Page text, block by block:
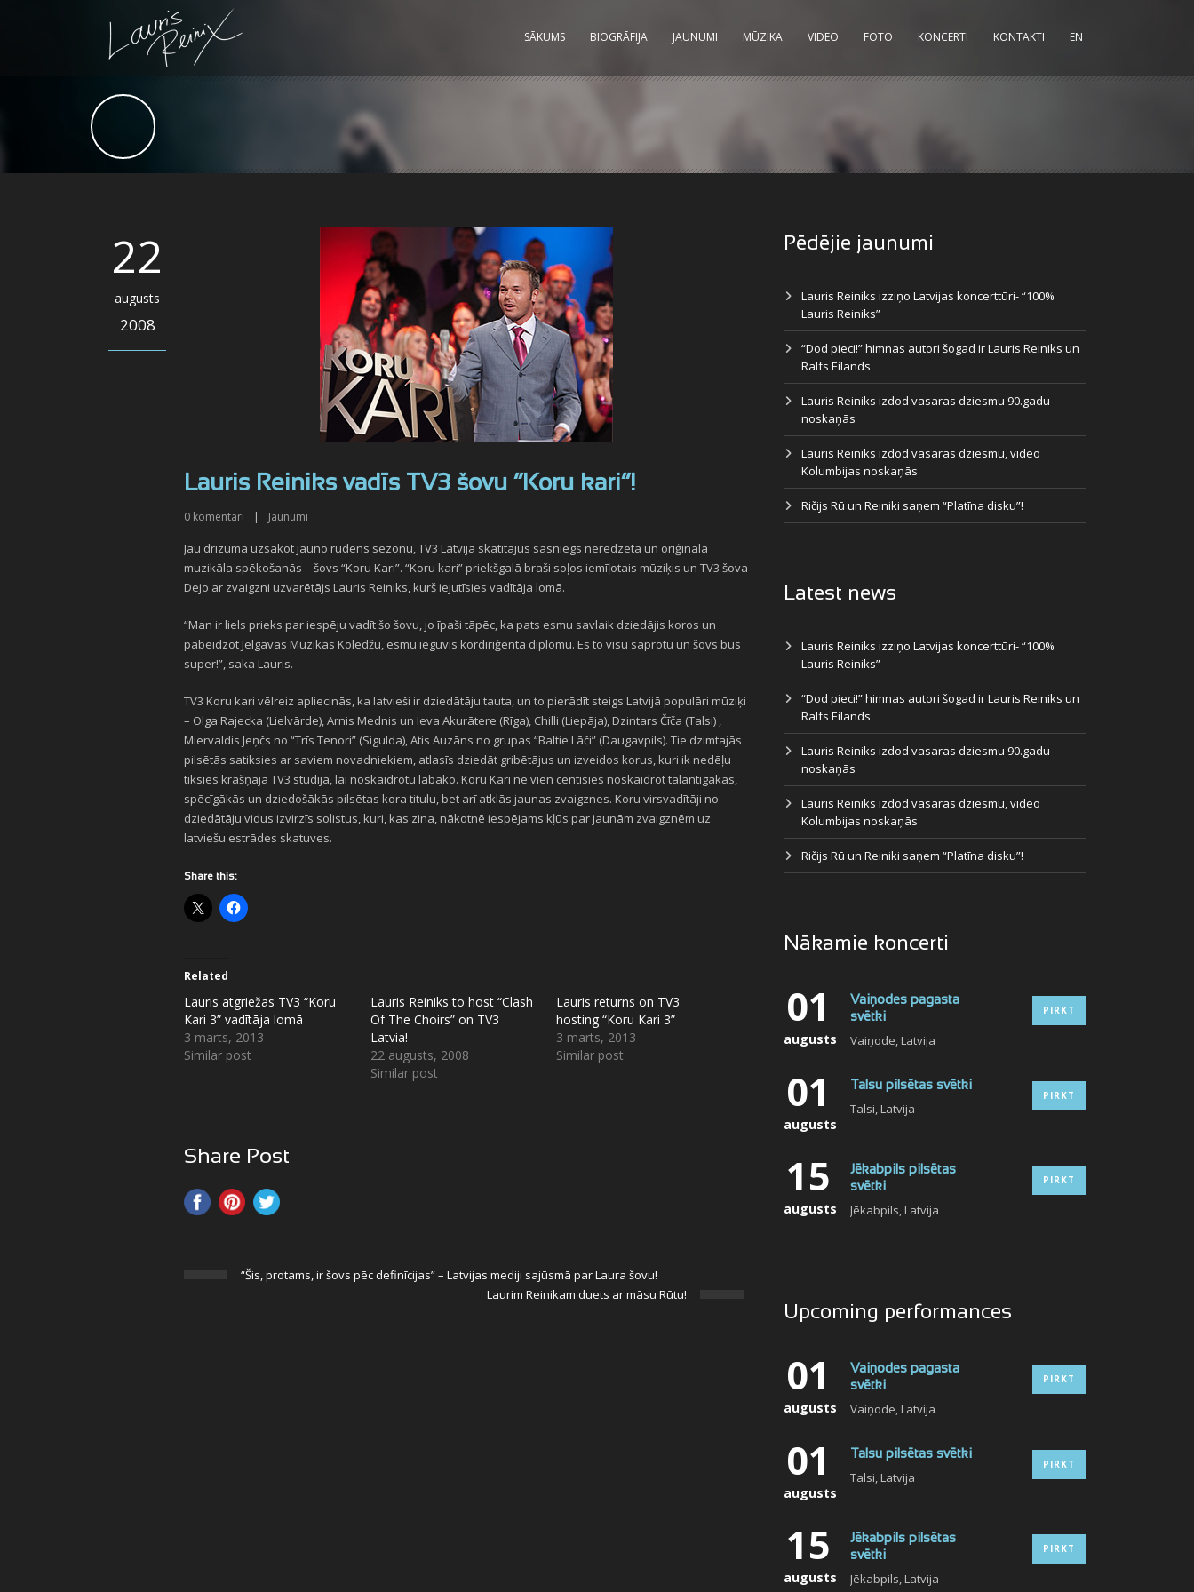
SĀKUMS BIOGRĀFIJA JAUNUMI MŪZIKA VIDEO FOTO KONCERTI KONTAKTI EN
22
augusts
2008
Lauris Reiniks vadīs TV3 šovu “Koru kari”!
0 komentāri | Jaunumi
Jau drīzumā uzsākot jauno rudens sezonu, TV3 Latvija skatītājus sasniegs neredzēta un oriģināla
muzikāla spēkošanās – šovs “Koru Kari”. “Koru kari” priekšgalā braši soļos iemīļotais mūziķis un TV3 šova
Dejo ar zvaigzni uzvarētājs Lauris Reiniks, kurš iejutīsies vadītāja lomā.
“Man ir liels prieks par iespēju vadīt šo šovu, jo īpaši tāpēc, ka pats esmu savlaik dziedājis koros un
pabeidzot Jelgavas Mūzikas Koledžu, esmu ieguvis kordiriģenta diplomu. Es to visu saprotu un šovs būs
super!”, saka Lauris.
TV3 Koru kari vēlreiz apliecinās, ka latvieši ir dziedātāju tauta, un to pierādīt steigs Latvijā populāri mūziķi
– Olga Rajecka (Lielvārde), Arnis Mednis un Ieva Akurātere (Rīga), Chilli (Liepāja), Dzintars Čīča (Talsi) ,
Miervaldis Jeņčs no “Trīs Tenori” (Sigulda), Atis Auzāns no grupas “Baltie Lāči” (Daugavpils). Tie dzimtajās
pilsētās satiksies ar saviem novadniekiem, atlasīs dziedāt gribētājus un izveidos korus, kuri ik nedēļu
tiksies krāšņajā TV3 studijā, lai noskaidrotu labāko. Koru Kari ne vien centīsies noskaidrot talantīgākās,
spēcīgākās un dziedošākās pilsētas kora titulu, bet arī atklās jaunas zvaigznes. Koru virsvadītāji no
dziedātāju vidus izvirzīs solistus, kuri, kas zina, nākotnē iespējams kļūs par jaunām zvaigznēm uz
latviešu estrādes skatuves.
Share this:
Related
Lauris atgriežas TV3 “Koru
Kari 3” vadītāja lomā
3 marts, 2013
Similar post
Lauris Reiniks to host “Clash
Of The Choirs” on TV3
Latvia!
22 augusts, 2008
Similar post
Lauris returns on TV3
hosting “Koru Kari 3”
3 marts, 2013
Similar post
Share Post
“Šis, protams, ir šovs pēc definīcijas” – Latvijas mediji sajūsmā par Laura šovu!
Laurim Reinikam duets ar māsu Rūtu!
Pēdējie jaunumi
Lauris Reiniks izziņo Latvijas koncerttūri- “100%
Lauris Reiniks”
“Dod pieci!” himnas autori šogad ir Lauris Reiniks un
Ralfs Eilands
Lauris Reiniks izdod vasaras dziesmu 90.gadu
noskaņās
Lauris Reiniks izdod vasaras dziesmu, video
Kolumbijas noskaņās
Ričijs Rū un Reiniki saņem “Platīna disku”!
Latest news
Lauris Reiniks izziņo Latvijas koncerttūri- “100%
Lauris Reiniks”
“Dod pieci!” himnas autori šogad ir Lauris Reiniks un
Ralfs Eilands
Lauris Reiniks izdod vasaras dziesmu 90.gadu
noskaņās
Lauris Reiniks izdod vasaras dziesmu, video
Kolumbijas noskaņās
Ričijs Rū un Reiniki saņem “Platīna disku”!
Nākamie koncerti
01
augusts
Vaiņodes pagasta
svētki
Vaiņode, Latvija
PIRKT
01
augusts
Talsu pilsētas svētki
Talsi, Latvija
PIRKT
15
augusts
Jēkabpils pilsētas
svētki
Jēkabpils, Latvija
PIRKT
Upcoming performances
01
augusts
Vaiņodes pagasta
svētki
Vaiņode, Latvija
PIRKT
01
augusts
Talsu pilsētas svētki
Talsi, Latvija
PIRKT
15
augusts
Jēkabpils pilsētas
svētki
Jēkabpils, Latvija
PIRKT